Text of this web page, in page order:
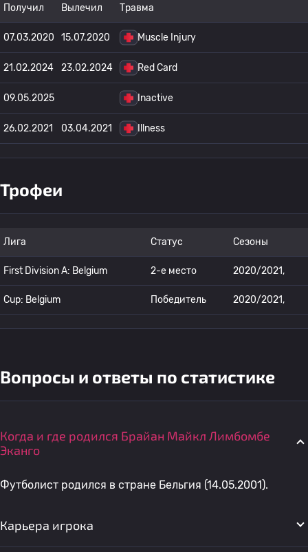
Получил Вылечил Травма
07.03.2020 15.07.2020 Muscle Injury
21.02.2024 23.02.2024 Red Card
09.05.2025 Inactive
26.02.2021 03.04.2021 Illness
Трофеи
Лига Статус Сезоны
First Division A: Belgium 2-е место 2020/2021,
Cup: Belgium Победитель 2020/2021,
Вопросы и ответы по статистике
Когда и где родился Брайан Майкл Лимбомбе
Эканго
Футболист родился в стране Бельгия (14.05.2001).
Карьера игрока